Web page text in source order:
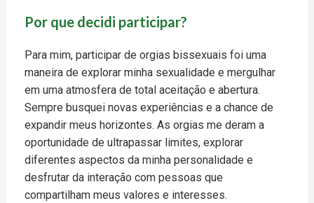
Por que decidi participar?
Para mim, participar de orgias bissexuais foi uma
maneira de explorar minha sexualidade e mergulhar
em uma atmosfera de total aceitação e abertura.
Sempre busquei novas experiências e a chance de
expandir meus horizontes. As orgias me deram a
oportunidade de ultrapassar limites, explorar
diferentes aspectos da minha personalidade e
desfrutar da interação com pessoas que
compartilham meus valores e interesses.